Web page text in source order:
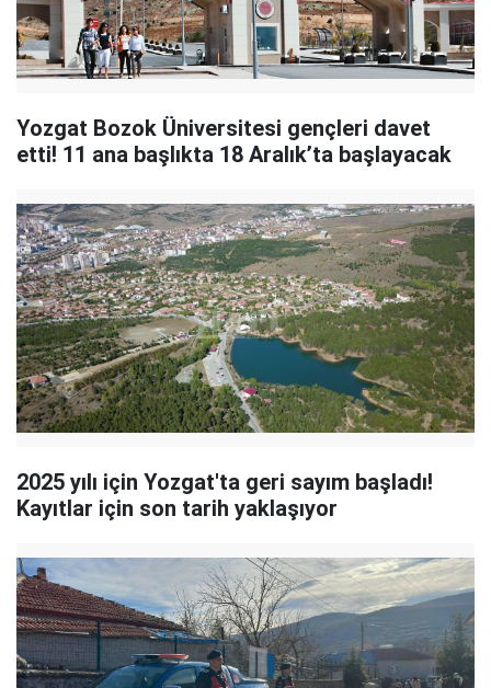
Yozgat Bozok Üniversitesi gençleri davet
etti! 11 ana başlıkta 18 Aralık’ta başlayacak
2025 yılı için Yozgat'ta geri sayım başladı!
Kayıtlar için son tarih yaklaşıyor